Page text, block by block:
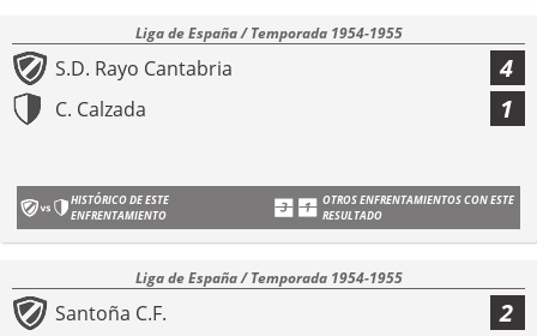
Liga de España / Temporada 1954-1955
S.D. Rayo Cantabria 4
C. Calzada 1
HISTÓRICO DE ESTE
ENFRENTAMIENTO
OTROS ENFRENTAMIENTOS CON ESTE
RESULTADO
Liga de España / Temporada 1954-1955
Santoña C.F. 2